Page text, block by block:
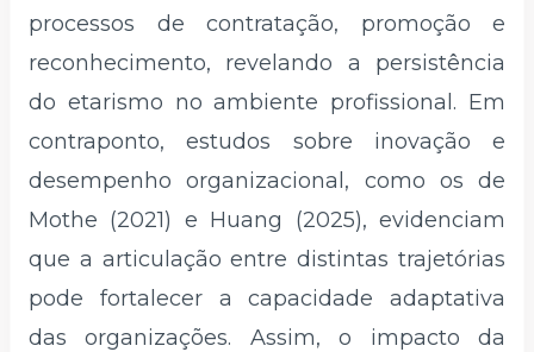
processos de contratação, promoção e
reconhecimento, revelando a persistência
do etarismo no ambiente profissional. Em
contraponto, estudos sobre inovação e
desempenho organizacional, como os de
Mothe (2021) e Huang (2025), evidenciam
que a articulação entre distintas trajetórias
pode fortalecer a capacidade adaptativa
das organizações. Assim, o impacto da